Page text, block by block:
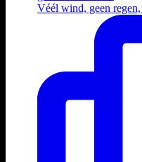
Véél wind, geen